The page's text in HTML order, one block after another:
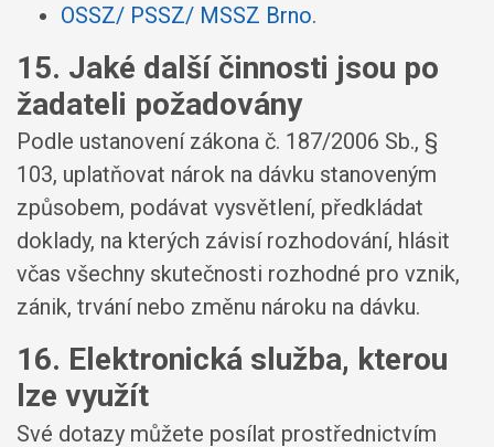
OSSZ/ PSSZ/ MSSZ Brno.
15. Jaké další činnosti jsou po
žadateli požadovány
Podle ustanovení zákona č. 187/2006 Sb., §
103, uplatňovat nárok na dávku stanoveným
způsobem, podávat vysvětlení, předkládat
doklady, na kterých závisí rozhodování, hlásit
včas všechny skutečnosti rozhodné pro vznik,
zánik, trvání nebo změnu nároku na dávku.
16. Elektronická služba, kterou
lze využít
Své dotazy můžete posílat prostřednictvím